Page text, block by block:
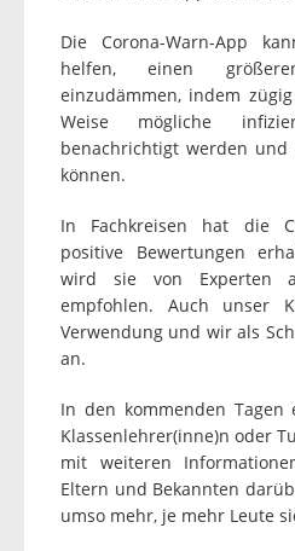
Die Corona-Warn-App
helfen, einen
einzudämmen, indem
Weise mögliche
benachrichtigt werden
können.
In Fachkreisen hat die
positive Bewertungen
wird sie von Experten
empfohlen. Auch unser
Verwendung und wir als
an.
In den kommenden
Klassenlehrer(inne)n oder
mit weiteren
Eltern und Bekannten
umso mehr, je mehr Leute